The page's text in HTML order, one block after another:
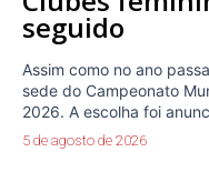
seguido
Assim como no ano
sede do Campeonato
2026. A escolha foi
5 de agosto de 2026